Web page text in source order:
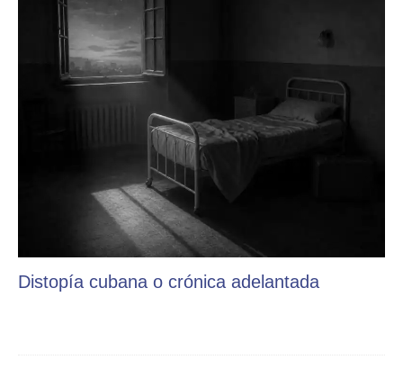
Distopía cubana o crónica adelantada